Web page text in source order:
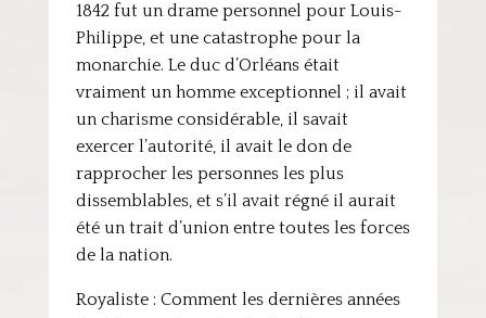
1842 fut un drame personnel pour Louis-
Philippe, et une catastrophe pour la
monarchie. Le duc d’Orléans était
vraiment un homme exceptionnel ; il avait
un charisme considérable, il savait
exercer l’autorité, il avait le don de
rapprocher les personnes les plus
dissemblables, et s’il avait régné il aurait
été un trait d’union entre toutes les forces
de la nation.
Royaliste : Comment les dernières années